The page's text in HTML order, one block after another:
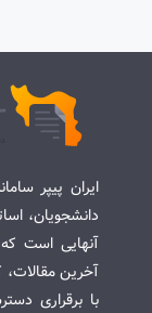
ایران پیپر
دانشجویان،
آنهایی است
آخرین
با برقراری